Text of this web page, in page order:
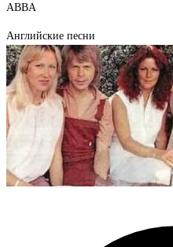
ABBA
Английские песни